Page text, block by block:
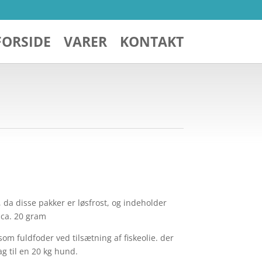
VARER KONTAKT
disse pakker er løsfrost, og indeholder
20 gram
fuldfoder ved tilsætning af fiskeolie. der
til en 20 kg hund.